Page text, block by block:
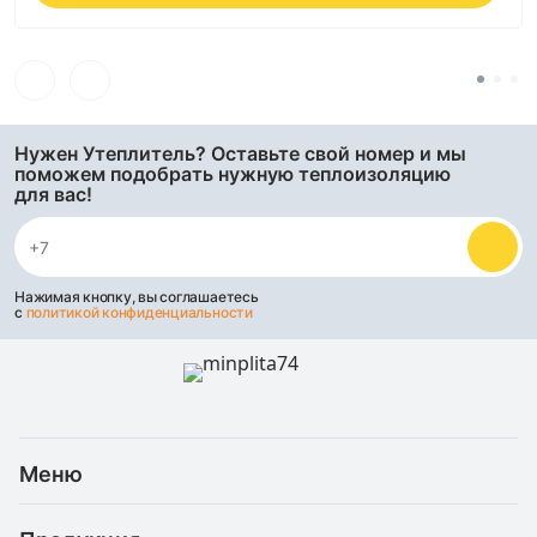
Нужен Утеплитель? Оставьте свой номер и мы
поможем подобрать нужную теплоизоляцию
для вас!
Нажимая кнопку, вы соглашаетесь
с политикой конфиденциальности
Меню